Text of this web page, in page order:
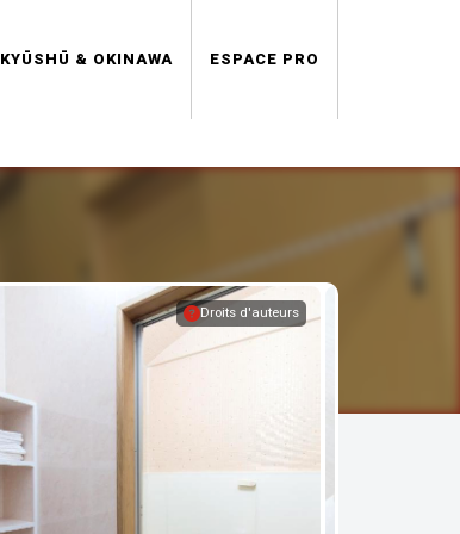
KYŪSHŪ & OKINAWA ESPACE PRO
Droits d'auteurs